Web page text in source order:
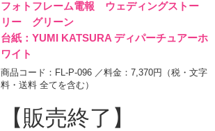
フォトフレーム電報 ウェディングストー
リー グリーン
台紙：YUMI KATSURA ディパーチュアーホ
ワイト
商品コード：FL-P-096 ／料金：7,370円
（税・文字
料・送料 全てを含む）
【販売終了】